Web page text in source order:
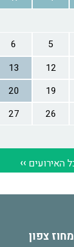
מחוז צפון